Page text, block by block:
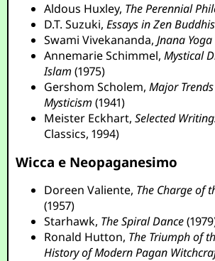
Aldous Huxley, The Perennial
D.T. Suzuki,Essays in Zen
Swami Vivekananda,Jnana Yoga
Annemarie Schimmel,Mystical
Islam (1975)
Gershom Scholem,Major
Mysticism (1941)
Meister Eckhart,Selected
Classics, 1994)
Wicca e Neopaganesimo
Doreen Valiente, The Charge of
(1957)
Starhawk, The Spiral Dance
Ronald Hutton, The Triumph of
History of Modern Pagan